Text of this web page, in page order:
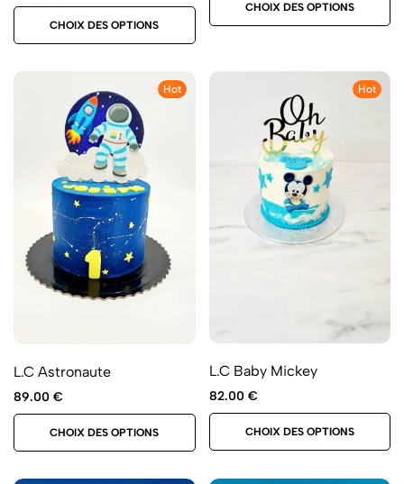
CHOIX DES OPTIONS
CHOIX DES OPTIONS
Hot
L.C Astronaute
89.00 €
CHOIX DES OPTIONS
Hot
L.C Baby Mickey
82.00 €
CHOIX DES OPTIONS